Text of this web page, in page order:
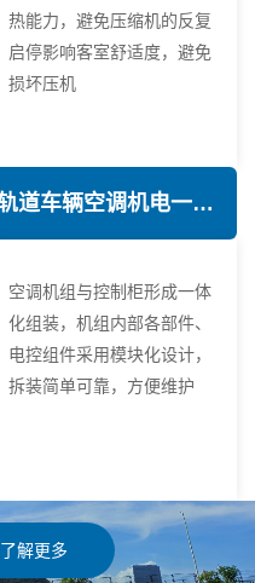
热能力，避免压缩机的反复
启停影响客室舒适度，避免
损坏压机
轨道车辆空调机电一体化技术
空调机组与控制柜形成一体
化组装，机组内部各部件、
电控组件采用模块化设计，
拆装简单可靠，方便维护
了解更多